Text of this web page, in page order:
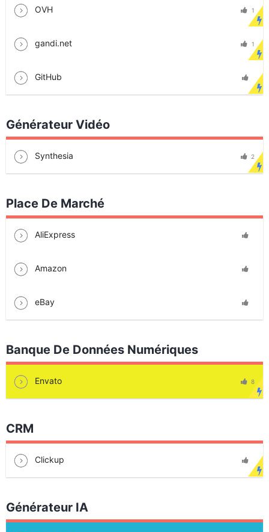
OVH 1
gandi.net 1
GitHub
Générateur Vidéo
Synthesia 2
Place De Marché
AliExpress
Amazon
eBay
Banque De Données Numériques
Envato 8
CRM
Clickup
Générateur IA